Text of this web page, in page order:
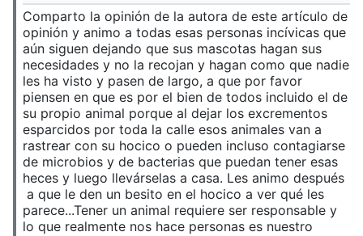
Comparto la opinión de la autora de este artículo de
opinión y animo a todas esas personas incívicas que
aún siguen dejando que sus mascotas hagan sus
necesidades y no la recojan y hagan como que nadie
les ha visto y pasen de largo, a que por favor
piensen en que es por el bien de todos incluido el de
su propio animal porque al dejar los excrementos
esparcidos por toda la calle esos animales van a
rastrear con su hocico o pueden incluso contagiarse
de microbios y de bacterias que puedan tener esas
heces y luego llevárselas a casa. Les animo después
a que le den un besito en el hocico a ver qué les
parece...Tener un animal requiere ser responsable y
lo que realmente nos hace personas es nuestro